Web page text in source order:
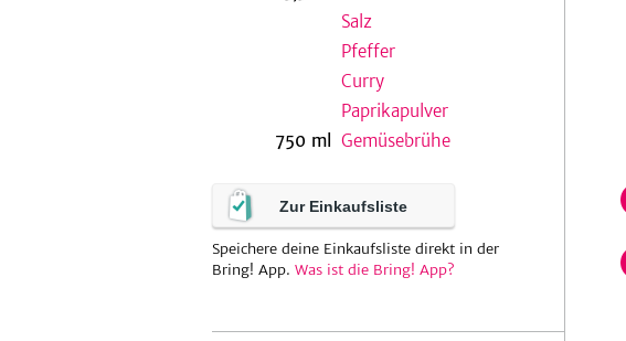
Salz
Pfeffer
Curry
Paprikapulver
750 ml Gemüsebrühe
Zur Einkaufsliste
Speichere deine Einkaufsliste direkt in der
Bring! App. Was ist die Bring! App?